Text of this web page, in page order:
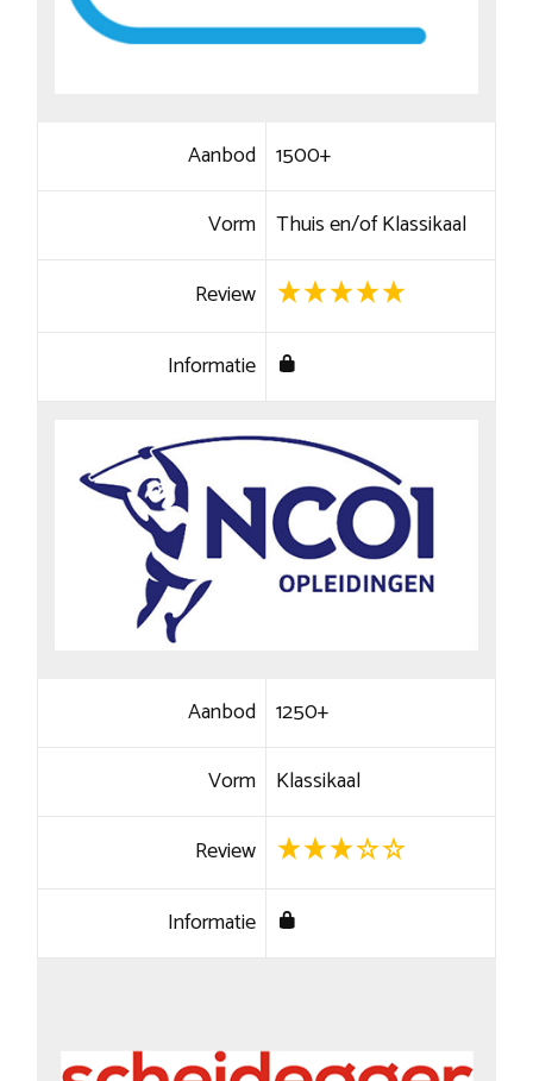
Aanbod 1500+
Vorm Thuis en/of Klassikaal
Review
Informatie
Aanbod 1250+
Vorm Klassikaal
Review
Informatie